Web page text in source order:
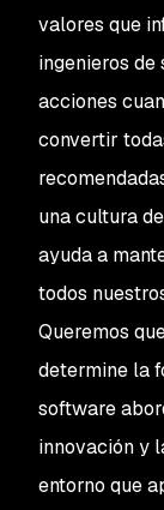
valores que
ingenieros
acciones
convertir
una cultura
ayuda a
todos
Queremos
determine la
software
innovación y
entorno que